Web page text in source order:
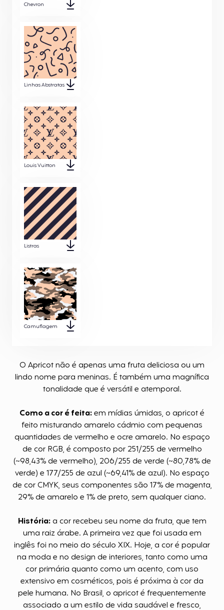
O Apricot não é apenas uma fruta deliciosa ou um
lindo nome para meninas. É também uma magnífica
tonalidade que é versátil e atemporal.
Como a cor é feita:em mídias úmidas, o apricot é
feito misturando amarelo cádmio com pequenas
quantidades de vermelho e ocre amarelo. No espaço
de cor RGB, é composto por 251/255 de vermelho
(~98,43% de vermelho), 206/255 de verde (~80,78% de
verde) e 177/255 de azul (~69,41% de azul). No espaço
de cor CMYK, seus componentes são 17% de magenta,
29% de amarelo e 1% de preto, sem qualquer ciano.
História:a cor recebeu seu nome da fruta, que tem
uma raiz árabe. A primeira vez que foi usada em
inglês foi no meio do século XIX. Hoje, a cor é popular
na moda e no design de interiores, tanto como uma
cor primária quanto como um acento, com uso
extensivo em cosméticos, pois é próxima à cor da
pele humana. No Brasil, o apricot é frequentemente
associado a um estilo de vida saudável e fresco,
Chevron
Linhas Abstratas
Louis Vuitton
Listras
Camuflagem